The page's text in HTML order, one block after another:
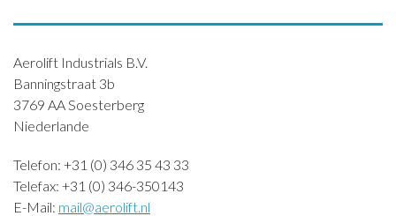
PRODUCTEN
MACHINEVERHUUR
GALERIJ
OVER MHZ
REFERENTIES
VACATURES
Aerolift Industrials B.V.
Banningstraat 3b
3769 AA Soesterberg
Niederlande
Telefon: +31 (0) 346 35 43 33
Telefax: +31 (0) 346-350143
E-Mail: mail@aerolift.nl